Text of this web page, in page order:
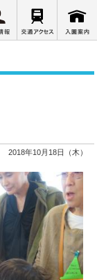
2018年10月18日（木）